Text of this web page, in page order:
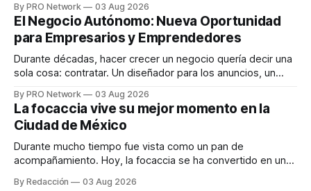
INTERIUS, el problema suele estar en otro lugar. Durante
una entrevista para el podcast SER PRO, el especialista en
marketing digital explicó que
By PRO Network 03 Aug 2026
El Negocio Autónomo: Nueva Oportunidad
para Empresarios y Emprendedores
Durante décadas, hacer crecer un negocio quería decir una
sola cosa: contratar. Un diseñador para los anuncios, un
para los textos, alguien que supiera de publicidad digital
para encontrar prospectos, un vendedor para atender
llamadas y mensajes, y —con suerte— una persona
By PRO Network 03 Aug 2026
La focaccia vive su mejor momento en la
Ciudad de México
Durante mucho tiempo fue vista como un pan de
acompañamiento. Hoy, la focaccia se ha convertido en uno
artesanal, ingredientes de calidad y experiencias que
By Redacción 03 Aug 2026